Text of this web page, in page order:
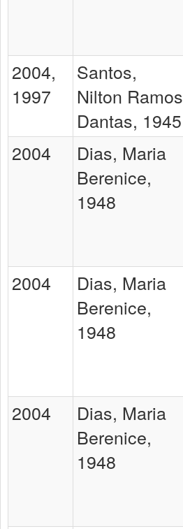
2004,
1997
Santos,
Nilton Ramos
Dantas, 1945
2004
Dias, Maria
Berenice,
1948
2004
Dias, Maria
Berenice,
1948
2004
Dias, Maria
Berenice,
1948